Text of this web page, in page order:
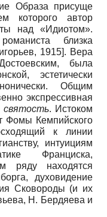
Образа присуще
которого автор
над «Идиотом».
близка
1915]. Вера
была
эстетически
Общим
экспрессивная
святость. Истоком
Фомы Кемпийского
к линии
интуициям
Франциска,
ряду находятся
духовидение
Сковороды (и их
Н. Бердяева и